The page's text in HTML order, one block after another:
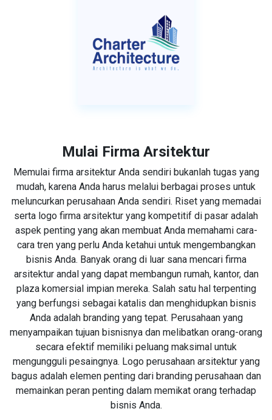
Mulai Firma Arsitektur
Memulai firma arsitektur Anda sendiri bukanlah tugas yang
mudah, karena Anda harus melalui berbagai proses untuk
meluncurkan perusahaan Anda sendiri. Riset yang memadai
serta logo firma arsitektur yang kompetitif di pasar adalah
aspek penting yang akan membuat Anda memahami cara-
cara tren yang perlu Anda ketahui untuk mengembangkan
bisnis Anda. Banyak orang di luar sana mencari firma
arsitektur andal yang dapat membangun rumah, kantor, dan
plaza komersial impian mereka. Salah satu hal terpenting
yang berfungsi sebagai katalis dan menghidupkan bisnis
Anda adalah branding yang tepat. Perusahaan yang
menyampaikan tujuan bisnisnya dan melibatkan orang-orang
secara efektif memiliki peluang maksimal untuk
mengungguli pesaingnya. Logo perusahaan arsitektur yang
bagus adalah elemen penting dari branding perusahaan dan
memainkan peran penting dalam memikat orang terhadap
bisnis Anda.